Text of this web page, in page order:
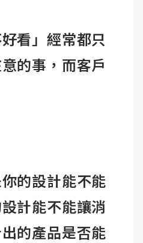
看」經常都只
的事，而客戶
的設計能不能
計能不能讓消
的產品是否能